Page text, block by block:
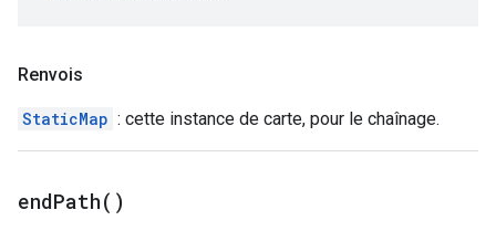
Renvois
StaticMap : cette instance de carte, pour le chaînage.
endPath( )